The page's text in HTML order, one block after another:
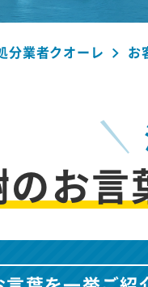
分業者クオーレ お
お言